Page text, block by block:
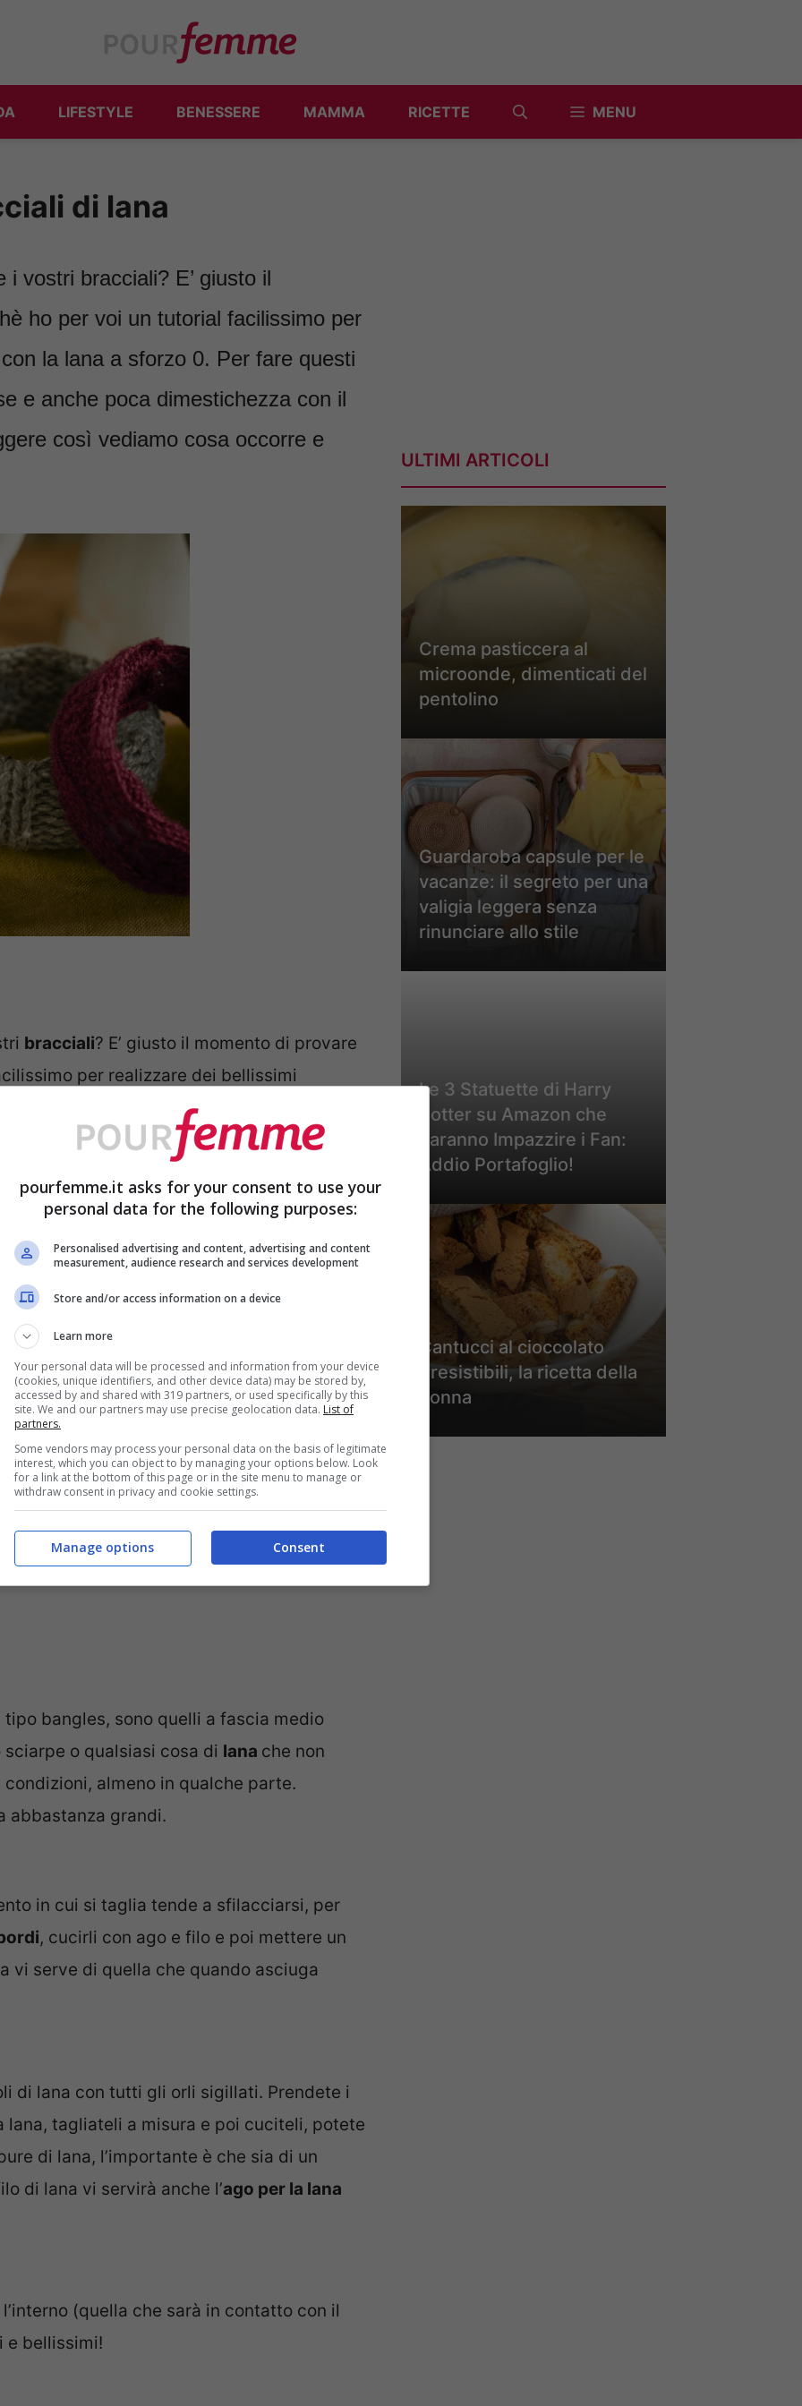
LIFESTYLE BENESSERE MAMMA RICETTE MENU
di lana
vostri bracciali? E’ giusto il
ho per voi un tutorial facilissimo per
la lana a sforzo 0. Per fare questi
e anche poca dimestichezza con il
così vediamo cosa occorre e
bracciali? E’ giusto il momento di provare
per realizzare dei bellissimi
ho visto per la prima volta bracciali ho
dopo però ho pensato anche al lato
congelerà più con i bracciali di plastica o
Per fare questi bangles servono pochissime
lavoro a maglia, continuate a leggere così
notte quello che volete
tipo bangles, sono quelli a fascia medio
o qualsiasi cosa di lana che non
almeno in qualche parte.
abbastanza grandi.
in cui si taglia tende a sfilacciarsi, per
, cucirli con ago e filo e poi mettere un
vi serve di quella che quando asciuga
di lana con tutti gli orli sigillati. Prendete i
tagliateli a misura e poi cuciteli, potete
di lana, l’importante è che sia di un
di lana vi servirà anche l’ago per la lana
(quella che sarà in contatto con il
e bellissimi!
ULTIMI ARTICOLI
Crema pasticcera al
microonde, dimenticati del
pentolino
Guardaroba capsule per le
vacanze: il segreto per una
valigia leggera senza
rinunciare allo stile
Le 3 Statuette di Harry
Potter su Amazon che
Faranno Impazzire i Fan:
Addio Portafoglio!
Cantucci al cioccolato
irresistibili, la ricetta della
nonna
pourfemme.it asks for your consent to use your
personal data for the following purposes:
Personalised advertising and content, advertising and content
measurement, audience research and services development
Store and/or access information on a device
Learn more
Your personal data will be processed and information from your device
(cookies, unique identifiers, and other device data) may be stored by,
accessed by and shared with 319 partners, or used specifically by this
site. We and our partners may use precise geolocation data. List of
partners.
Some vendors may process your personal data on the basis of legitimate
interest, which you can object to by managing your options below. Look
for a link at the bottom of this page or in the site menu to manage or
withdraw consent in privacy and cookie settings.
Consent
Manage options